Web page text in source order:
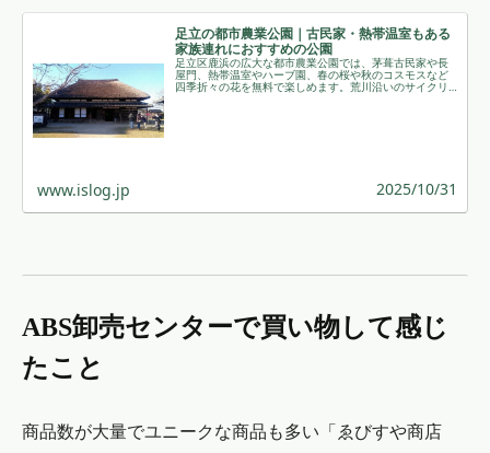
足立の都市農業公園｜古民家・熱帯温室もある
家族連れにおすすめの公園
足立区鹿浜の広大な都市農業公園では、茅葺古民家や長
屋門、熱帯温室やハーブ園、春の桜や秋のコスモスなど
四季折々の花を無料で楽しめます。荒川沿いのサイクリ
www.islog.jp 2025/10/31
ABS卸売センターで買い物して感じ
たこと
商品数が大量でユニークな商品も多い「ゑびすや商店